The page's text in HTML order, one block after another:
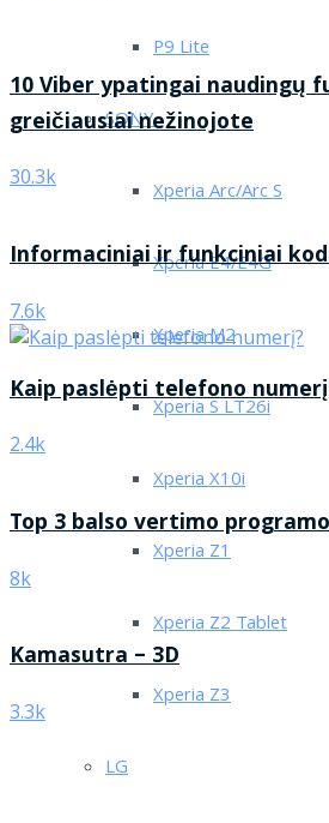
P9 Lite
SONY
Xperia Arc/Arc S
Xperia E4/E4G
Xperia M2
Xperia S LT26i
Xperia X10i
Xperia Z1
Xperia Z2 Tablet
Xperia Z3
LG
10 Viber ypatingai naudingų
greičiausiai nežinojote
30.3k
Informaciniai ir funkciniai
7.6k
Kaip paslėpti telefono
2.4k
Top 3 balso vertimo
8k
Kamasutra – 3D
3.3k